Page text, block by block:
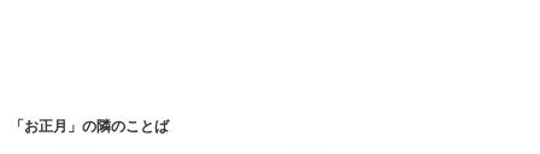
「お正月」の隣のことば